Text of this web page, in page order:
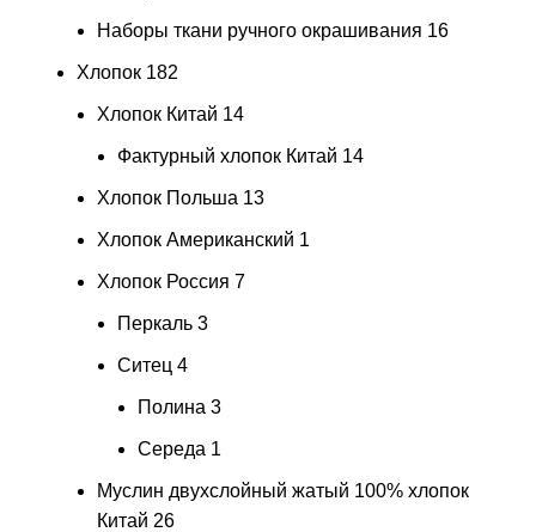
Наборы ткани ручного окрашивания 16
Хлопок 182
Хлопок Китай 14
Фактурный хлопок Китай 14
Хлопок Польша 13
Хлопок Американский 1
Хлопок Россия 7
Перкаль 3
Ситец 4
Полина 3
Середа 1
Муслин двухслойный жатый 100% хлопок
Китай 26